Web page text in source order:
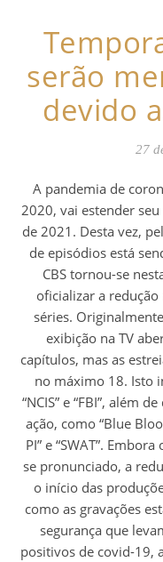
serão
devido
27
A pandemia de coronavírus, que encurtou as séries de
2020, vai estender
de 2021. Desta vez,
de episódios está
CBS tornou-se
oficializar a
séries.
exibição na TV
capítulos, mas as
no máximo 18. Isto
“NCIS” e “FBI”, além
ação, como “Blue
PI” e “SWAT”.
se pronunciado, a
o início das
como as gravações
segurança que
positivos de covid-19,